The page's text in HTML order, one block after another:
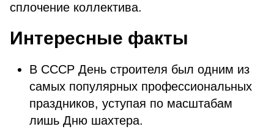
сплочение коллектива.
Интересные факты
В СССР День строителя был одним из
самых популярных профессиональных
праздников, уступая по масштабам
лишь Дню шахтера.